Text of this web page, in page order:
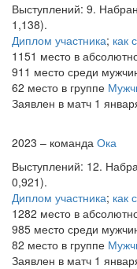
Выступлений: 9.
1,138).
Диплом участника; как
1151 место в
911 место среди
62 место в группе
Заявлен в матч 1
2023 – команда Ока
Выступлений: 12.
0,921).
Диплом участника; как
1282 место в
985 место среди
82 место в группе
Заявлен в матч 1